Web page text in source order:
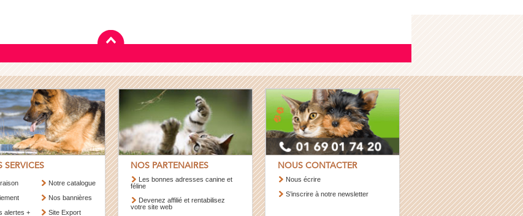
SERVICES
alertes +
Notre catalogue
Nos bannières
Site Export
NOS PARTENAIRES
Les bonnes adresses canine et
féline
Devenez affilié et rentabilisez
votre site web
NOUS CONTACTER
Nous écrire
S’inscrire à notre newsletter